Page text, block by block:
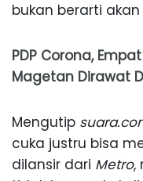
bukan berarti
PDP Corona,
Magetan Dirawat
Mengutip
cuka justru bisa
dilansir dari Metro,